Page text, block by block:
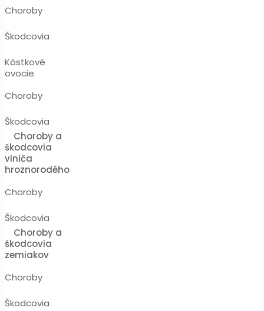
Choroby
Škodcovia
Kôstkové
ovocie
Choroby
Škodcovia
Choroby a
škodcovia
viniča
hroznorodého
Choroby
Škodcovia
Choroby a
škodcovia
zemiakov
Choroby
Škodcovia